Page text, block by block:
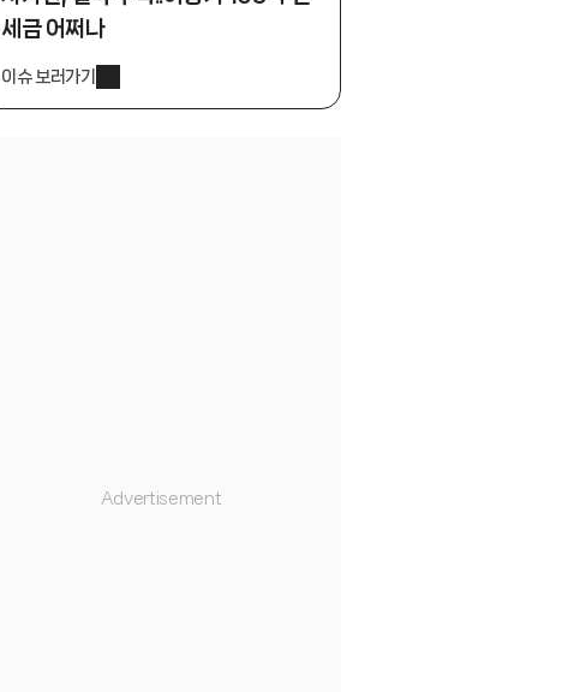
세금 어쩌나
이슈 보러가기